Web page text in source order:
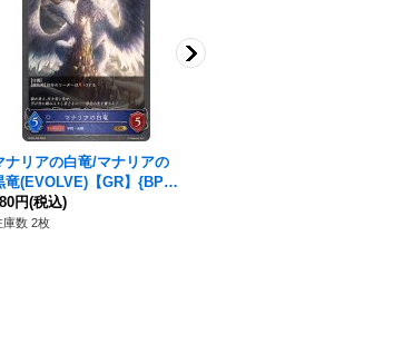
ナリアの白竜/マナリアの
竜(EVOLVE)【GR】{BP09
《ウィッチ》
円(税込)
庫数 2枚